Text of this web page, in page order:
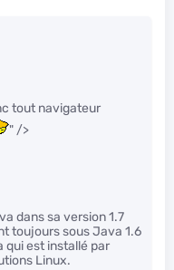
tout navigateur
" />
dans sa version 1.7
toujours sous Java 1.6
qui est installé par
Linux.